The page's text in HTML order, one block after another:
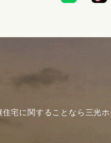
住宅に関することなら三光